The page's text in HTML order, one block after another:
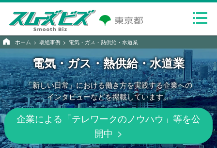
ホーム 取組事例 電気・ガス・熱供給・水道業
電気・ガス・熱供給・水道業
「新しい日常」における働き方を実践する企業への
インタビューなどを掲載しています。
企業による「テレワークのノウハウ」等を公
開中